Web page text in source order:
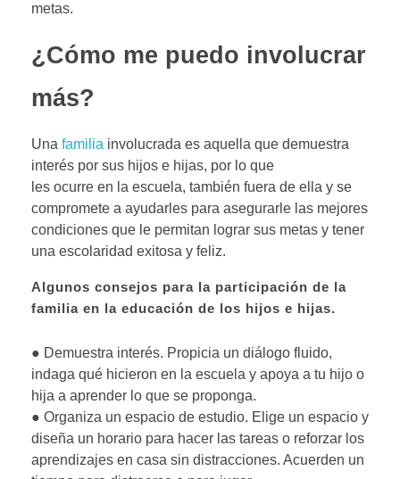
metas.
¿Cómo me puedo involucrar
más?
Una familia involucrada es aquella que demuestra
interés por sus hijos e hijas, por lo que
les ocurre en la escuela, también fuera de ella y se
compromete a ayudarles para asegurarle las mejores
condiciones que le permitan lograr sus metas y tener
una escolaridad exitosa y feliz.
Algunos consejos para la participación de la
familia en la educación de los hijos e hijas.
● Demuestra interés. Propicia un diálogo fluido,
indaga qué hicieron en la escuela y apoya a tu hijo o
hija a aprender lo que se proponga.
● Organiza un espacio de estudio. Elige un espacio y
diseña un horario para hacer las tareas o reforzar los
aprendizajes en casa sin distracciones. Acuerden un